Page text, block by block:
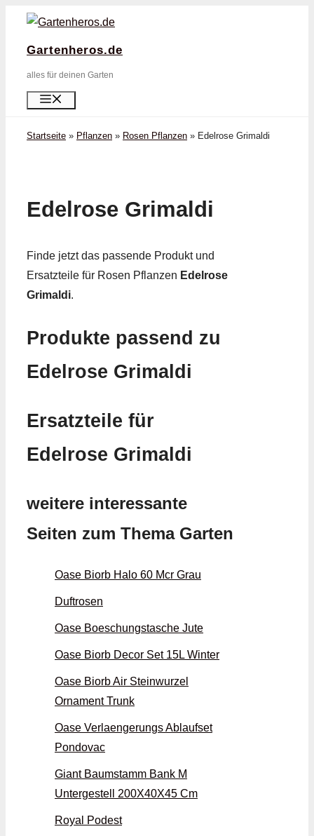
Zum
springen
Gartenheros.de
alles für deinen Garten
Startseite » Pflanzen » Rosen Pflanzen » Edelrose Grimaldi
Edelrose Grimaldi
Finde jetzt das passende Produkt und
Ersatzteile für Rosen Pflanzen Edelrose
Grimaldi.
Produkte passend zu
Edelrose Grimaldi
Ersatzteile für
Edelrose Grimaldi
weitere interessante
Seiten zum Thema Garten
Oase Biorb Halo 60 Mcr Grau
Duftrosen
Oase Boeschungstasche Jute
Oase Biorb Decor Set 15L Winter
Oase Biorb Air Steinwurzel
Ornament Trunk
Oase Verlaengerungs Ablaufset
Pondovac
Giant Baumstamm Bank M
Untergestell 200X40X45 Cm
Royal Podest